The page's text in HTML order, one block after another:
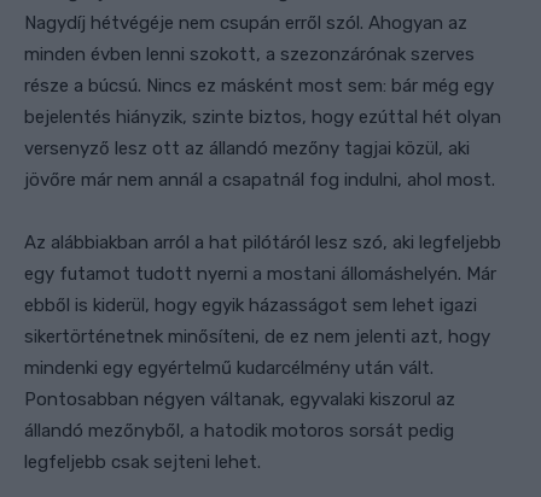
Nagydíj hétvégéje nem csupán erről szól. Ahogyan az
minden évben lenni szokott, a szezonzárónak szerves
része a búcsú. Nincs ez másként most sem: bár még egy
bejelentés hiányzik, szinte biztos, hogy ezúttal hét olyan
versenyző lesz ott az állandó mezőny tagjai közül, aki
jövőre már nem annál a csapatnál fog indulni, ahol most.
Az alábbiakban arról a hat pilótáról lesz szó, aki legfeljebb
egy futamot tudott nyerni a mostani állomáshelyén. Már
ebből is kiderül, hogy egyik házasságot sem lehet igazi
sikertörténetnek minősíteni, de ez nem jelenti azt, hogy
mindenki egy egyértelmű kudarcélmény után vált.
Pontosabban négyen váltanak, egyvalaki kiszorul az
állandó mezőnyből, a hatodik motoros sorsát pedig
legfeljebb csak sejteni lehet.